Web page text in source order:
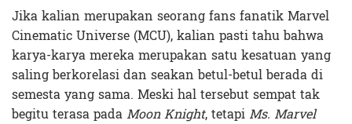
Jika kalian merupakan seorang fans fanatik Marvel
Cinematic Universe (MCU), kalian pasti tahu bahwa
karya-karya mereka merupakan satu kesatuan yang
saling berkorelasi dan seakan betul-betul berada di
semesta yang sama. Meski hal tersebut sempat tak
begitu terasa padaMoon Knight, tetapiMs. Marvel